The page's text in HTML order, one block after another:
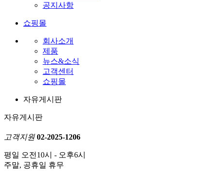
공지사항
쇼핑몰
회사소개
제품
뉴스&소식
고객센터
쇼핑몰
자유게시판
자유게시판
고객지원 02-2025-1206
평일 오전10시 - 오후6시
주말, 공휴일 휴무